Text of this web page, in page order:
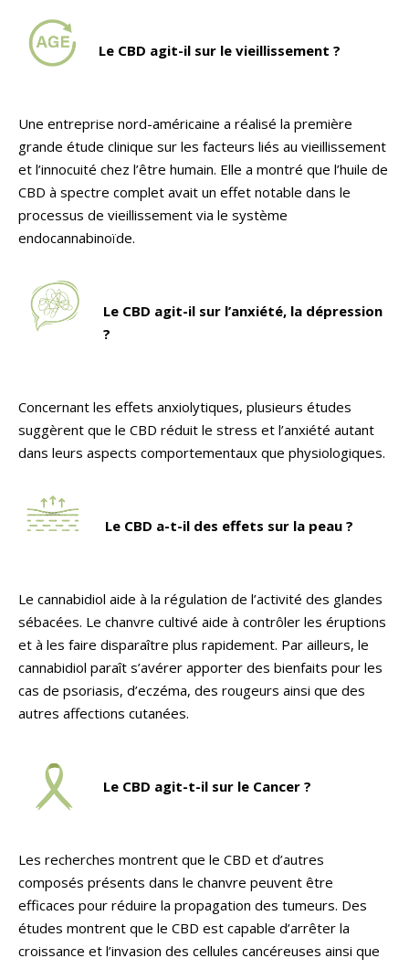
Le CBD agit-il sur le vieillissement ?
Une entreprise nord-américaine a réalisé la première
grande étude clinique sur les facteurs liés au vieillissement
et l’innocuité chez l’être humain. Elle a montré que l’huile de
CBD à spectre complet avait un effet notable dans le
processus de vieillissement via le système
endocannabinoïde.
Le CBD agit-il sur l’anxiété, la dépression
?
Concernant les effets anxiolytiques, plusieurs études
suggèrent que le CBD réduit le stress et l’anxiété autant
dans leurs aspects comportementaux que physiologiques.
Le CBD a-t-il des effets sur la peau ?
Le cannabidiol aide à la régulation de l’activité des glandes
sébacées. Le chanvre cultivé aide à contrôler les éruptions
et à les faire disparaître plus rapidement. Par ailleurs, le
cannabidiol paraît s’avérer apporter des bienfaits pour les
cas de psoriasis, d’eczéma, des rougeurs ainsi que des
autres affections cutanées.
Le CBD agit-t-il sur le Cancer ?
Les recherches montrent que le CBD et d’autres
composés présents dans le chanvre peuvent être
efficaces pour réduire la propagation des tumeurs. Des
études montrent que le CBD est capable d’arrêter la
croissance et l’invasion des cellules cancéreuses ainsi que